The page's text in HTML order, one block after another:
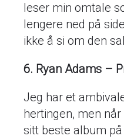
leser min omtale
lengere ned på
ikke å si om den
6. Ryan Adams –
Jeg har et
hertingen, men
sitt beste album